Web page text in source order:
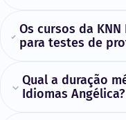
Os cursos da
para testes de
Qual a duração
Idiomas Angélica?